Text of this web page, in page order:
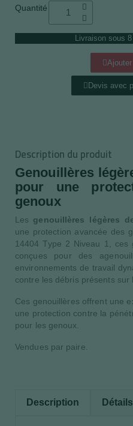
Quantité
Livraison sous
Devis avec
Description du produit
Genouillères
pour une
genoux
Les genouillères légères
une protection avancée des
14404 Type 2 Niveau 1, ces
conçues pour des
environnements de travail
contre les débris présents sur
Ces genouillères offrent une
une protection contre la
pour les genoux.
Vendues par paire.
Description